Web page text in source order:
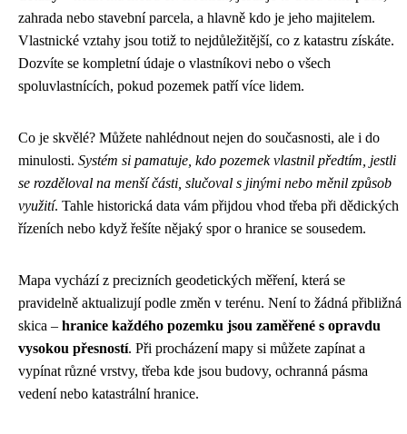
zahrada nebo stavební parcela, a hlavně kdo je jeho majitelem.
Vlastnické vztahy jsou totiž to nejdůležitější, co z katastru získáte.
Dozvíte se kompletní údaje o vlastníkovi nebo o všech
spoluvlastnících, pokud pozemek patří více lidem.
Co je skvělé? Můžete nahlédnout nejen do současnosti, ale i do
minulosti. Systém si pamatuje, kdo pozemek vlastnil předtím, jestli
se rozděloval na menší části, slučoval s jinými nebo měnil způsob
využití. Tahle historická data vám přijdou vhod třeba při dědických
řízeních nebo když řešíte nějaký spor o hranice se sousedem.
Mapa vychází z precizních geodetických měření, která se
pravidelně aktualizují podle změn v terénu. Není to žádná přibližná
skica – hranice každého pozemku jsou zaměřené s opravdu
vysokou přesností. Při procházení mapy si můžete zapínat a
vypínat různé vrstvy, třeba kde jsou budovy, ochranná pásma
vedení nebo katastrální hranice.